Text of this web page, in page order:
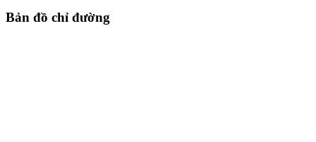
Bản đồ chỉ đường